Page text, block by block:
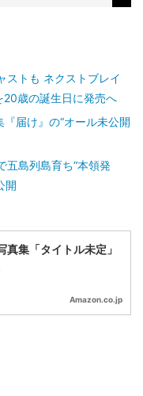
ストも ネクストブレイ
20歳の誕生日に発売へ
『届け』の“オール未公開
五島列島育ち“本領発
開
真集「タイトル未定」
Amazon.co.jp